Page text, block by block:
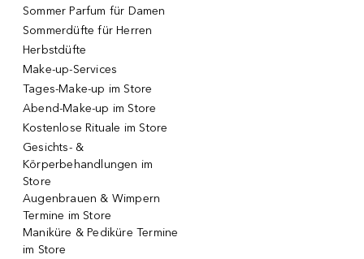
Sommer Parfum für Damen
Sommerdüfte für Herren
Herbstdüfte
Make-up-Services
Tages-Make-up im Store
Abend-Make-up im Store
Kostenlose Rituale im Store
Gesichts- &
Körperbehandlungen im
Store
Augenbrauen & Wimpern
Termine im Store
Maniküre & Pediküre Termine
im Store